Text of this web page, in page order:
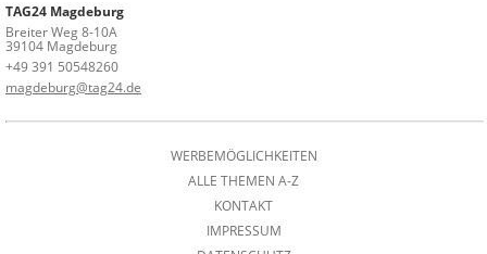
TAG24 Magdeburg
Breiter Weg 8-10A
39104 Magdeburg
+49 391 50548260
magdeburg@tag24.de
WERBEMÖGLICHKEITEN
ALLE THEMEN A-Z
KONTAKT
IMPRESSUM